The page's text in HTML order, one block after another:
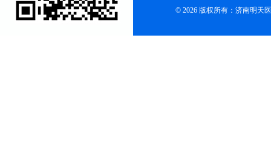
© 2026 版权所有：济南明天